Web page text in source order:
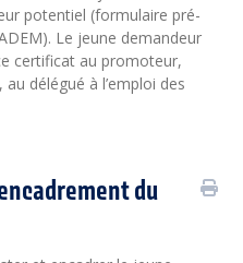
potentiel (formulaire pré-
Le jeune demandeur
certificat au promoteur,
délégué à l’emploi des
du